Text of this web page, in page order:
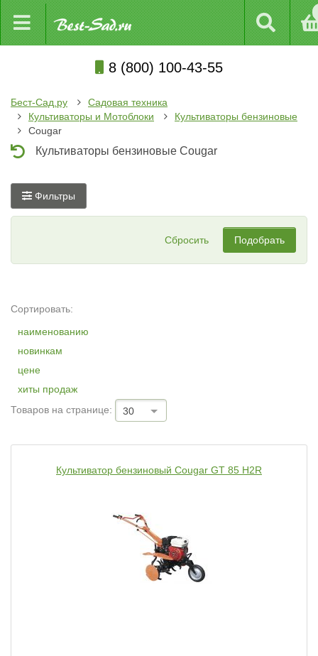
8 (800) 100-43-55
Бест-Сад.ру
Садовая техника
Культиваторы и Мотоблоки
Культиваторы бензиновые
Cougar
Культиваторы бензиновые Cougar
Фильтры
Сбросить Подобрать
Сортировать:
наименованию
новинкам
цене
хиты продаж
Товаров на странице:
30
Культиватор бензиновый Cougar GT 85 H2R